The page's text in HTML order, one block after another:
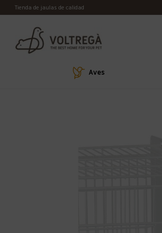
Tienda de jaulas de calidad
Aves